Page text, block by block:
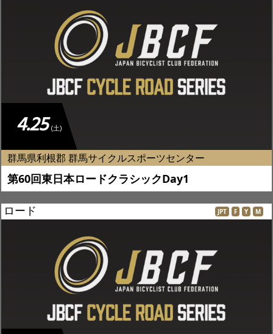
4.25 (土)
群馬県利根郡 群馬サイクルスポーツセンター
第60回東日本ロードクラシックDay1
ロード JPT F Y M